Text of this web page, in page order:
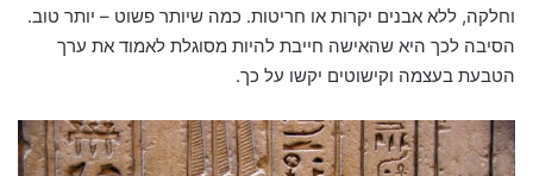
וחלקה, ללא אבנים יקרות או חריטות. כמה שיותר פשוט – יותר טוב.
הסיבה לכך היא שהאישה חייבת להיות מסוגלת לאמוד את ערך
הטבעת בעצמה וקישוטים יקשו על כך.